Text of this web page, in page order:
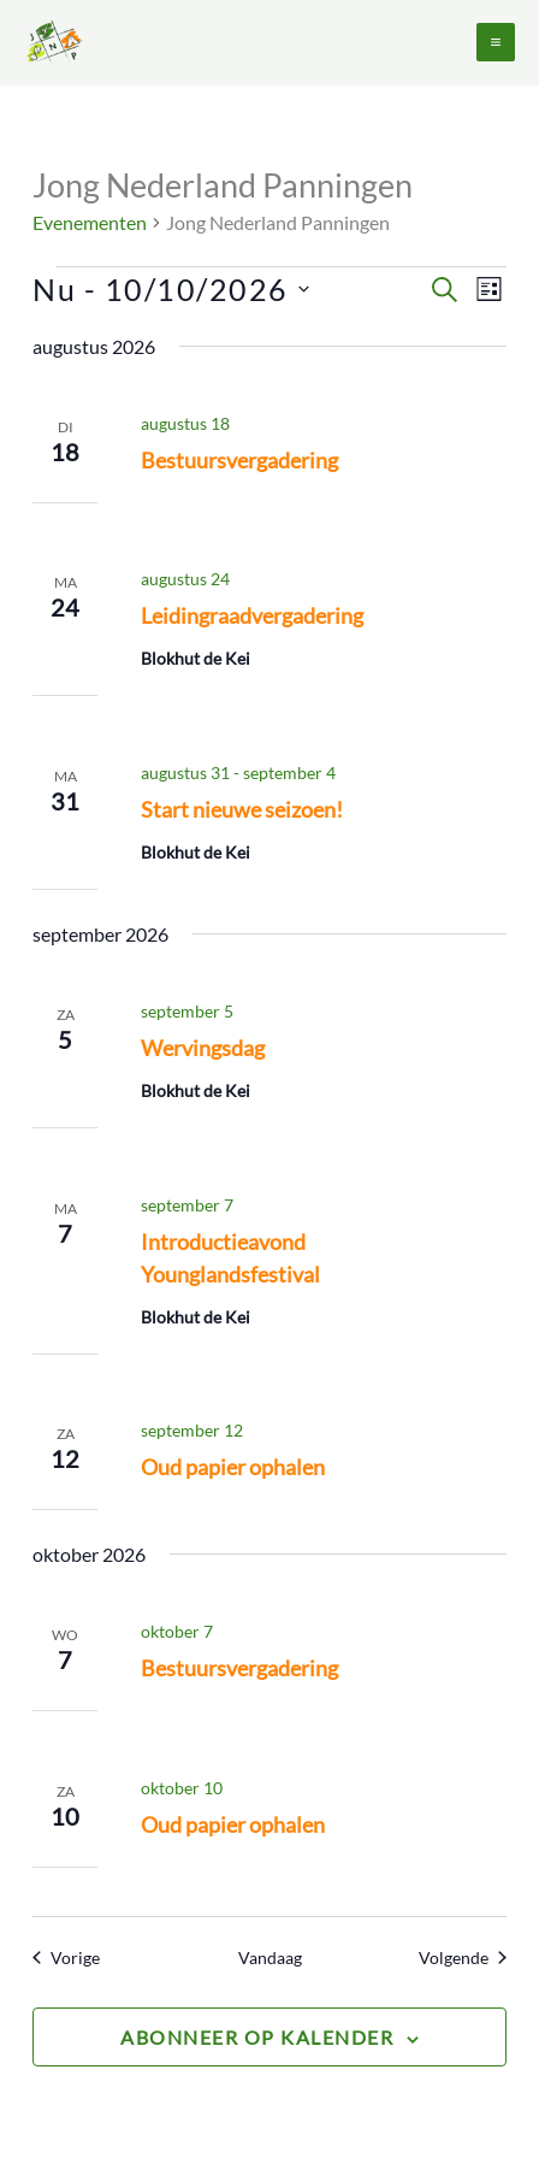
naar
Jong Nederland Panningen
Evenementen Jong Nederland Panningen
Evenementen
Evenementen
ZOEKEN
LIJST
Nu - 10/10/2026
een
augustus 2026
DI
18 Bestuursvergadering
augustus 18
MA
24 Leidingraadvergadering
augustus 24
Blokhut de Kei
MA
31 Start nieuwe seizoen!
augustus 31 -september 4
Blokhut de Kei
september 2026
ZA
5 Wervingsdag
september 5
Blokhut de Kei
MA
7
Introductieavond
Younglandsfestival
september 7
Blokhut de Kei
ZA
12 Oud papier ophalen
september 12
oktober 2026
WO
7 Bestuursvergadering
oktober 7
ZA
10 Oud papier ophalen
oktober 10
VorigeEvenementen Vandaag Volgende
ABONNEER OP KALENDER